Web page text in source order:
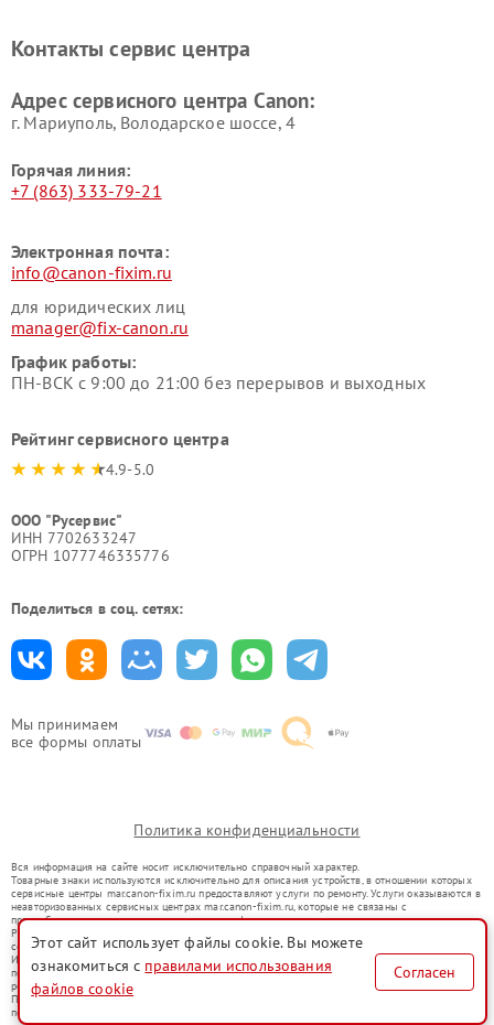
Мы принимаем
все формы оплаты
Контакты сервис центра
Адрес сервисного центра Canon:
г. Мариуполь, Володарское шоссе, 4
Горячая линия:
+7 (863) 333-79-21
Электронная почта:
info@canon-fixim.ru
для юридических лиц
manager@fix-canon.ru
График работы:
ПН-ВСК с 9:00 до 21:00 без перерывов и выходных
Рейтинг сервисного центра
4.9-5.0
ООО "Русервис"
ИНН 7702633247
ОГРН 1077746335776
Поделиться в соц. сетях:
Политика конфиденциальности
Вся информация на сайте носит исключительно справочный характер.
Товарные знаки используются исключительно для описания устройств, в отношении которых
сервисные центры mar.canon-fixim.ru предоставляют услуги по ремонту. Услуги оказываются в
неавторизованных сервисных центрах mar.canon-fixim.ru, которые не связаны с
правообладателями товарных знаков или их официальными представителями.
Ремонт осуществляется для устройств, уже введенных в гражданский оборот в соответствии
со статьей 1487 ГК РФ.
Использование товарных знаков не преследует цели индивидуализации услуг или введения
потребителей в заблуждение, а служит для информирования о предоставляемых услугах по
ремонту техники указанных брендов.
Представленная на сайте информация не является публичной офертой, определяемой
положениями Статьи 437(2) Гражданского кодекса РФ
Этот сайт использует файлы cookie. Вы можете
ознакомиться с правилами использования
файлов cookie
Согласен